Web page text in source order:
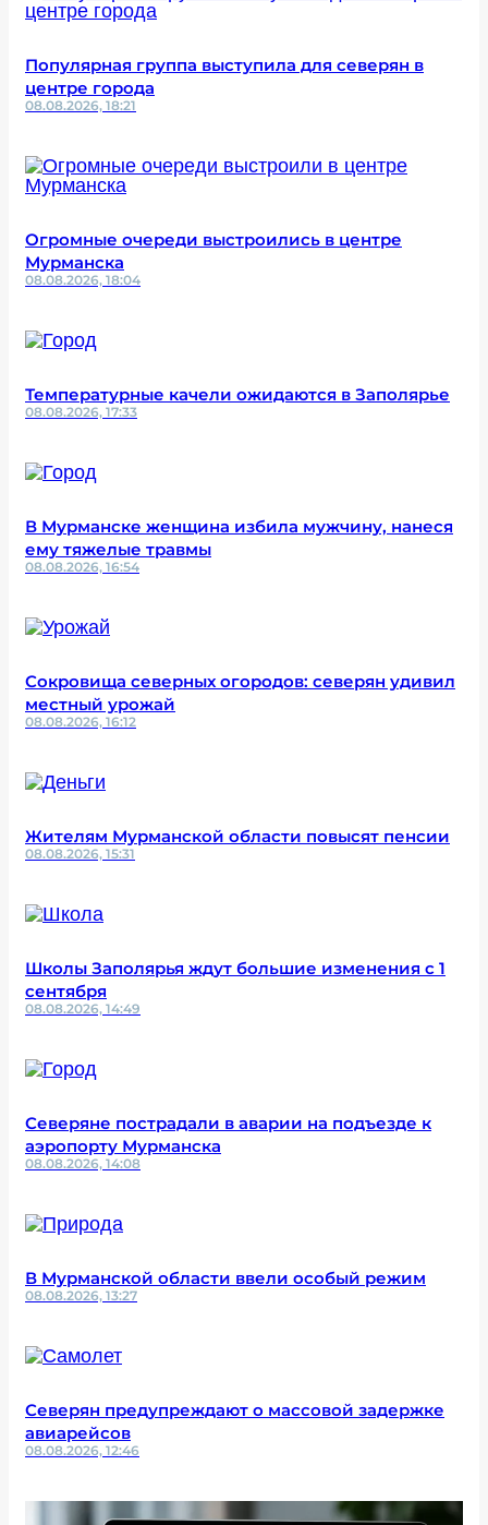
Популярная группа выступила для северян в
центре города
08.08.2026, 18:21
Огромные очереди выстроились в центре
Мурманска
08.08.2026, 18:04
Температурные качели ожидаются в Заполярье
08.08.2026, 17:33
В Мурманске женщина избила мужчину, нанеся
ему тяжелые травмы
08.08.2026, 16:54
Сокровища северных огородов: северян удивил
местный урожай
08.08.2026, 16:12
Жителям Мурманской области повысят пенсии
08.08.2026, 15:31
Школы Заполярья ждут большие изменения с 1
сентября
08.08.2026, 14:49
Северяне пострадали в аварии на подъезде к
аэропорту Мурманска
08.08.2026, 14:08
В Мурманской области ввели особый режим
08.08.2026, 13:27
Северян предупреждают о массовой задержке
авиарейсов
08.08.2026, 12:46